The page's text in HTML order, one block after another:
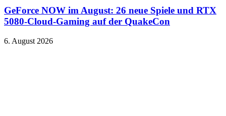
GeForce NOW im August: 26 neue Spiele und RTX
5080-Cloud-Gaming auf der QuakeCon
6. August 2026